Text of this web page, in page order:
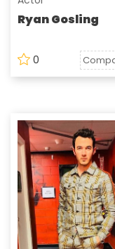
Ryan Gosling
0